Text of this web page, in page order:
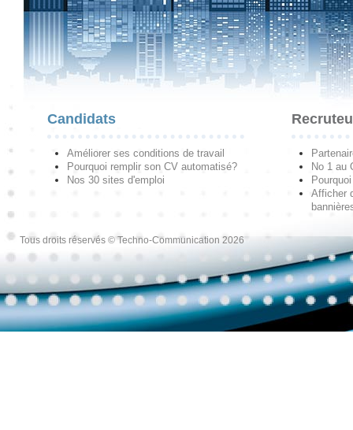
Candidats
Améliorer ses conditions de travail
Pourquoi remplir son CV automatisé?
Nos 30 sites d'emploi
No 1 au
Afficher
Tous droits réservés © Techno-Communication 2026